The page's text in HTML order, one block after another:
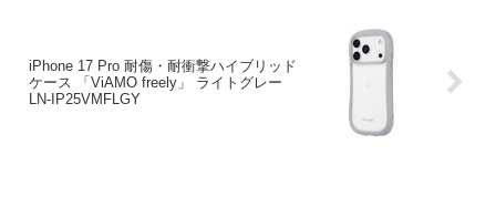
iPhone 17 Pro 耐傷・耐衝撃ハイブリッド
ケース 「ViAMO freely」 ライトグレー
LN-IP25VMFLGY